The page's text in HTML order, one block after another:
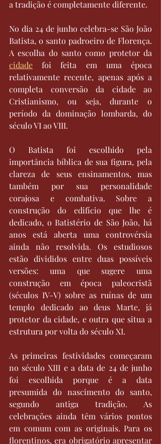
a tradição é completamente diferente.
No dia 24 de junho celebra-se São João
Batista, o santo padroeiro de Florença.
cidade foi feita em uma época
relativamente recente, apenas após a
completa conversão da cidade ao
Cristianismo, ou seja, durante o
período da dominação lombarda, do
século VI ao VIII.
O Batista foi escolhido pela
importância bíblica de sua figura, pela
clareza de seus ensinamentos, mas
também por sua personalidade
corajosa e combativa. Sobre a
construção do edifício que lhe é
dedicado, o Batistério de São João, há
anos está aberta uma controvérsia
ainda não resolvida. Os estudiosos
estão divididos entre duas possíveis
versões: uma que sugere uma
construção em época paleocristã
(séculos IV-V) sobre as ruínas de um
templo dedicado ao deus Marte, já
protetor da cidade, e outra que situa a
estrutura por volta do século XI.
As primeiras festividades começaram
no século XIII e a data de 24 de junho
foi escolhida porque é a data
presumida do nascimento do santo,
segundo antiga tradição. As
celebrações ainda têm vários pontos
em comum com as originais. Para os
florentinos, era obrigatório apresentar